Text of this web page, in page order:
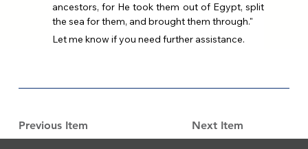
Previous Item Next Item
ancestors, for He took them out of Egypt, split
the sea for them, and brought them through."
Let me know if you need further assistance.